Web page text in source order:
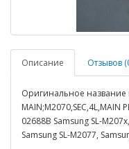
Описание Отзывов
Оригинальное название
MAIN;M2070,SEC,4L,MAIN
02688B Samsung SL-
Samsung SL-M2077,